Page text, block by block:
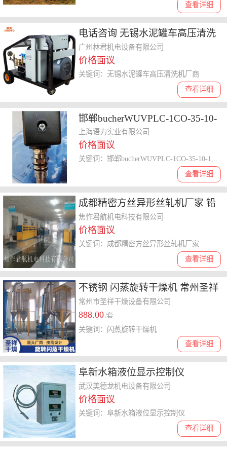
查看详细
电话咨询 无锡水泥罐车高压清洗
机厂商
广州林君机电设备有限公司
价格面议
查看详细
关键词：无锡水泥罐车高压清洗机厂商
邯郸bucherWUVPLC-1CO-35-10-
1 24D bucher WUVPLC-1CO-35-
10-1 24D
上海语力实业有限公司
价格面议
查看详细
关键词：邯郸bucherWUVPLC-1CO-35-10-1,24D
成都精密方丝异形丝轧机厂家 铅
锑合金扁线轧机
焦作君航机电科技有限公司
价格面议
查看详细
关键词：成都精密方丝异形丝轧机厂家
不锈钢 闪蒸旋转干燥机 常州圣祥
干燥机
常州市圣祥干燥设备有限公司
888.00 /套
查看详细
关键词：闪蒸旋转干燥机
阜新水箱液位显示控制仪
武汉美德龙机电设备有限公司
价格面议
查看详细
关键词：阜新水箱液位显示控制仪